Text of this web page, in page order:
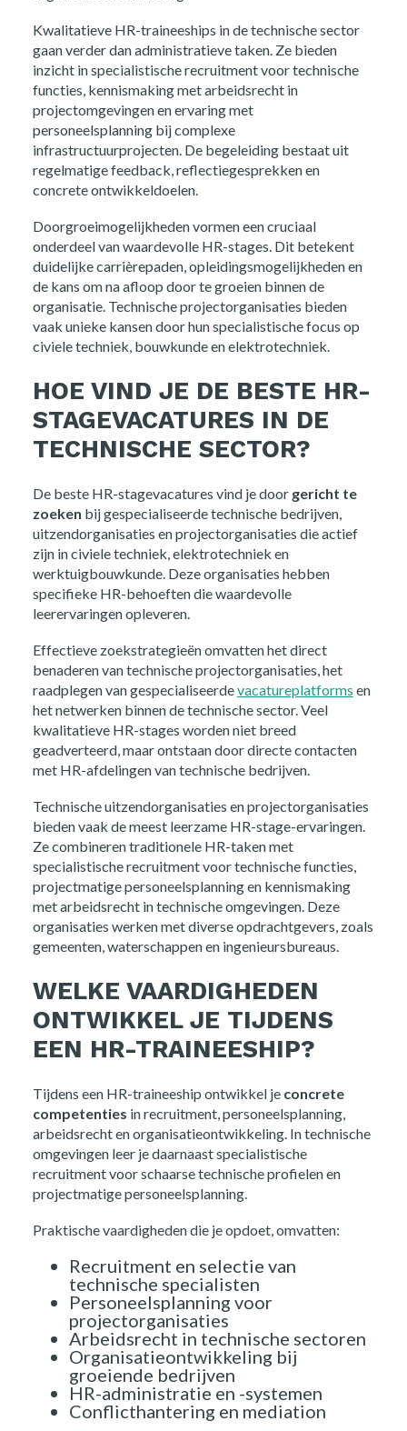
Kwalitatieve HR-traineeships in de technische sector
gaan verder dan administratieve taken. Ze bieden
inzicht in specialistische recruitment voor technische
functies, kennismaking met arbeidsrecht in
projectomgevingen en ervaring met
personeelsplanning bij complexe
infrastructuurprojecten. De begeleiding bestaat uit
regelmatige feedback, reflectiegesprekken en
concrete ontwikkeldoelen.
Doorgroeimogelijkheden vormen een cruciaal
onderdeel van waardevolle HR-stages. Dit betekent
duidelijke carrièrepaden, opleidingsmogelijkheden en
de kans om na afloop door te groeien binnen de
organisatie. Technische projectorganisaties bieden
vaak unieke kansen door hun specialistische focus op
civiele techniek, bouwkunde en elektrotechniek.
HOE VIND JE DE BESTE HR-
STAGEVACATURES IN DE
TECHNISCHE SECTOR?
De beste HR-stagevacatures vind je door gericht te
zoeken bij gespecialiseerde technische bedrijven,
uitzendorganisaties en projectorganisaties die actief
zijn in civiele techniek, elektrotechniek en
werktuigbouwkunde. Deze organisaties hebben
specifieke HR-behoeften die waardevolle
leerervaringen opleveren.
Effectieve zoekstrategieën omvatten het direct
benaderen van technische projectorganisaties, het
raadplegen van gespecialiseerdevacatureplatforms en
het netwerken binnen de technische sector. Veel
kwalitatieve HR-stages worden niet breed
geadverteerd, maar ontstaan door directe contacten
met HR-afdelingen van technische bedrijven.
Technische uitzendorganisaties en projectorganisaties
bieden vaak de meest leerzame HR-stage-ervaringen.
Ze combineren traditionele HR-taken met
specialistische recruitment voor technische functies,
projectmatige personeelsplanning en kennismaking
met arbeidsrecht in technische omgevingen. Deze
organisaties werken met diverse opdrachtgevers, zoals
gemeenten, waterschappen en ingenieursbureaus.
WELKE VAARDIGHEDEN
ONTWIKKEL JE TIJDENS
EEN HR-TRAINEESHIP?
Tijdens een HR-traineeship ontwikkel je concrete
competenties in recruitment, personeelsplanning,
arbeidsrecht en organisatieontwikkeling. In technische
omgevingen leer je daarnaast specialistische
recruitment voor schaarse technische profielen en
projectmatige personeelsplanning.
Praktische vaardigheden die je opdoet, omvatten:
Recruitment en selectie van
technische specialisten
Personeelsplanning voor
projectorganisaties
Arbeidsrecht in technische sectoren
Organisatieontwikkeling bij
groeiende bedrijven
HR-administratie en -systemen
Conflicthantering en mediation